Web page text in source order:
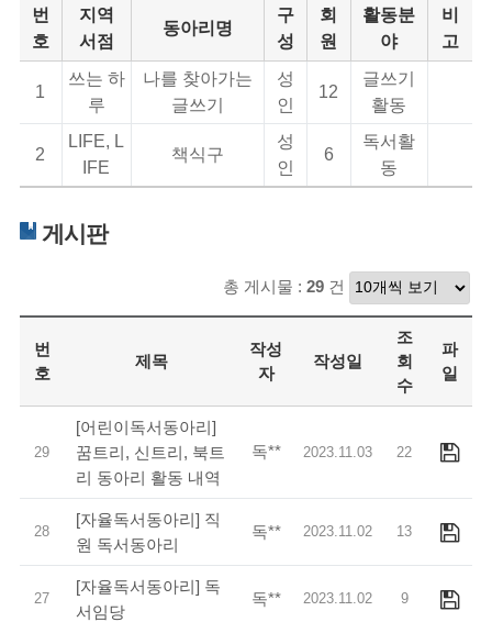
번
호
지역
서점
동아리명
구
성
회
원
활동분
야
비
고
1
쓰는 하
루
나를 찾아가는
글쓰기
성
인
12
글쓰기
활동
2
LIFE, L
IFE
책식구
성
인
6
독서활
동
게시판
총 게시물 :29 건
번
호
제목
작성
자
작성일
조
회
수
파
일
29
[어린이독서동아리]
꿈트리, 신트리, 북트
리 동아리 활동 내역
독** 2023.11.03 22
28
[자율독서동아리] 직
원 독서동아리
독** 2023.11.02 13
27
[자율독서동아리] 독
서임당
독** 2023.11.02 9